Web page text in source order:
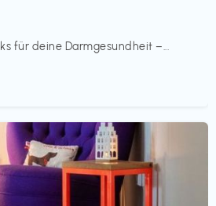
für deine Darmgesundheit –...